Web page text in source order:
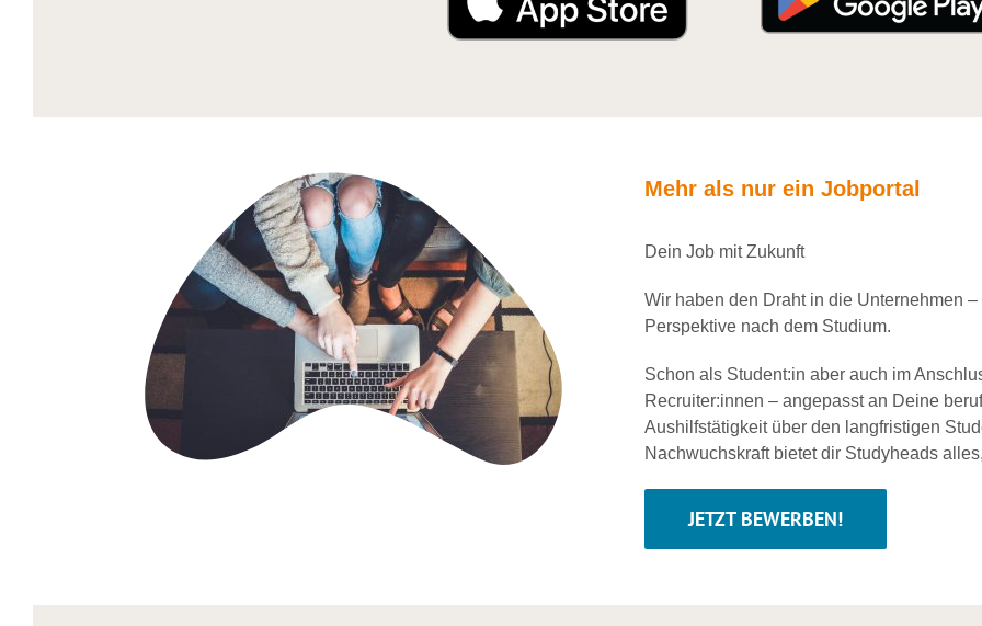
Mehr als nur ein Jobportal
Dein Job mit Zukunft
Wir haben den Draht in die Unternehmen
Perspektive nach dem Studium.
Schon als Student:in aber auch im
Recruiter:innen – angepasst an Deine
Aushilfstätigkeit über den langfristigen
Nachwuchskraft bietet dir Studyheads
JETZT BEWERBEN!